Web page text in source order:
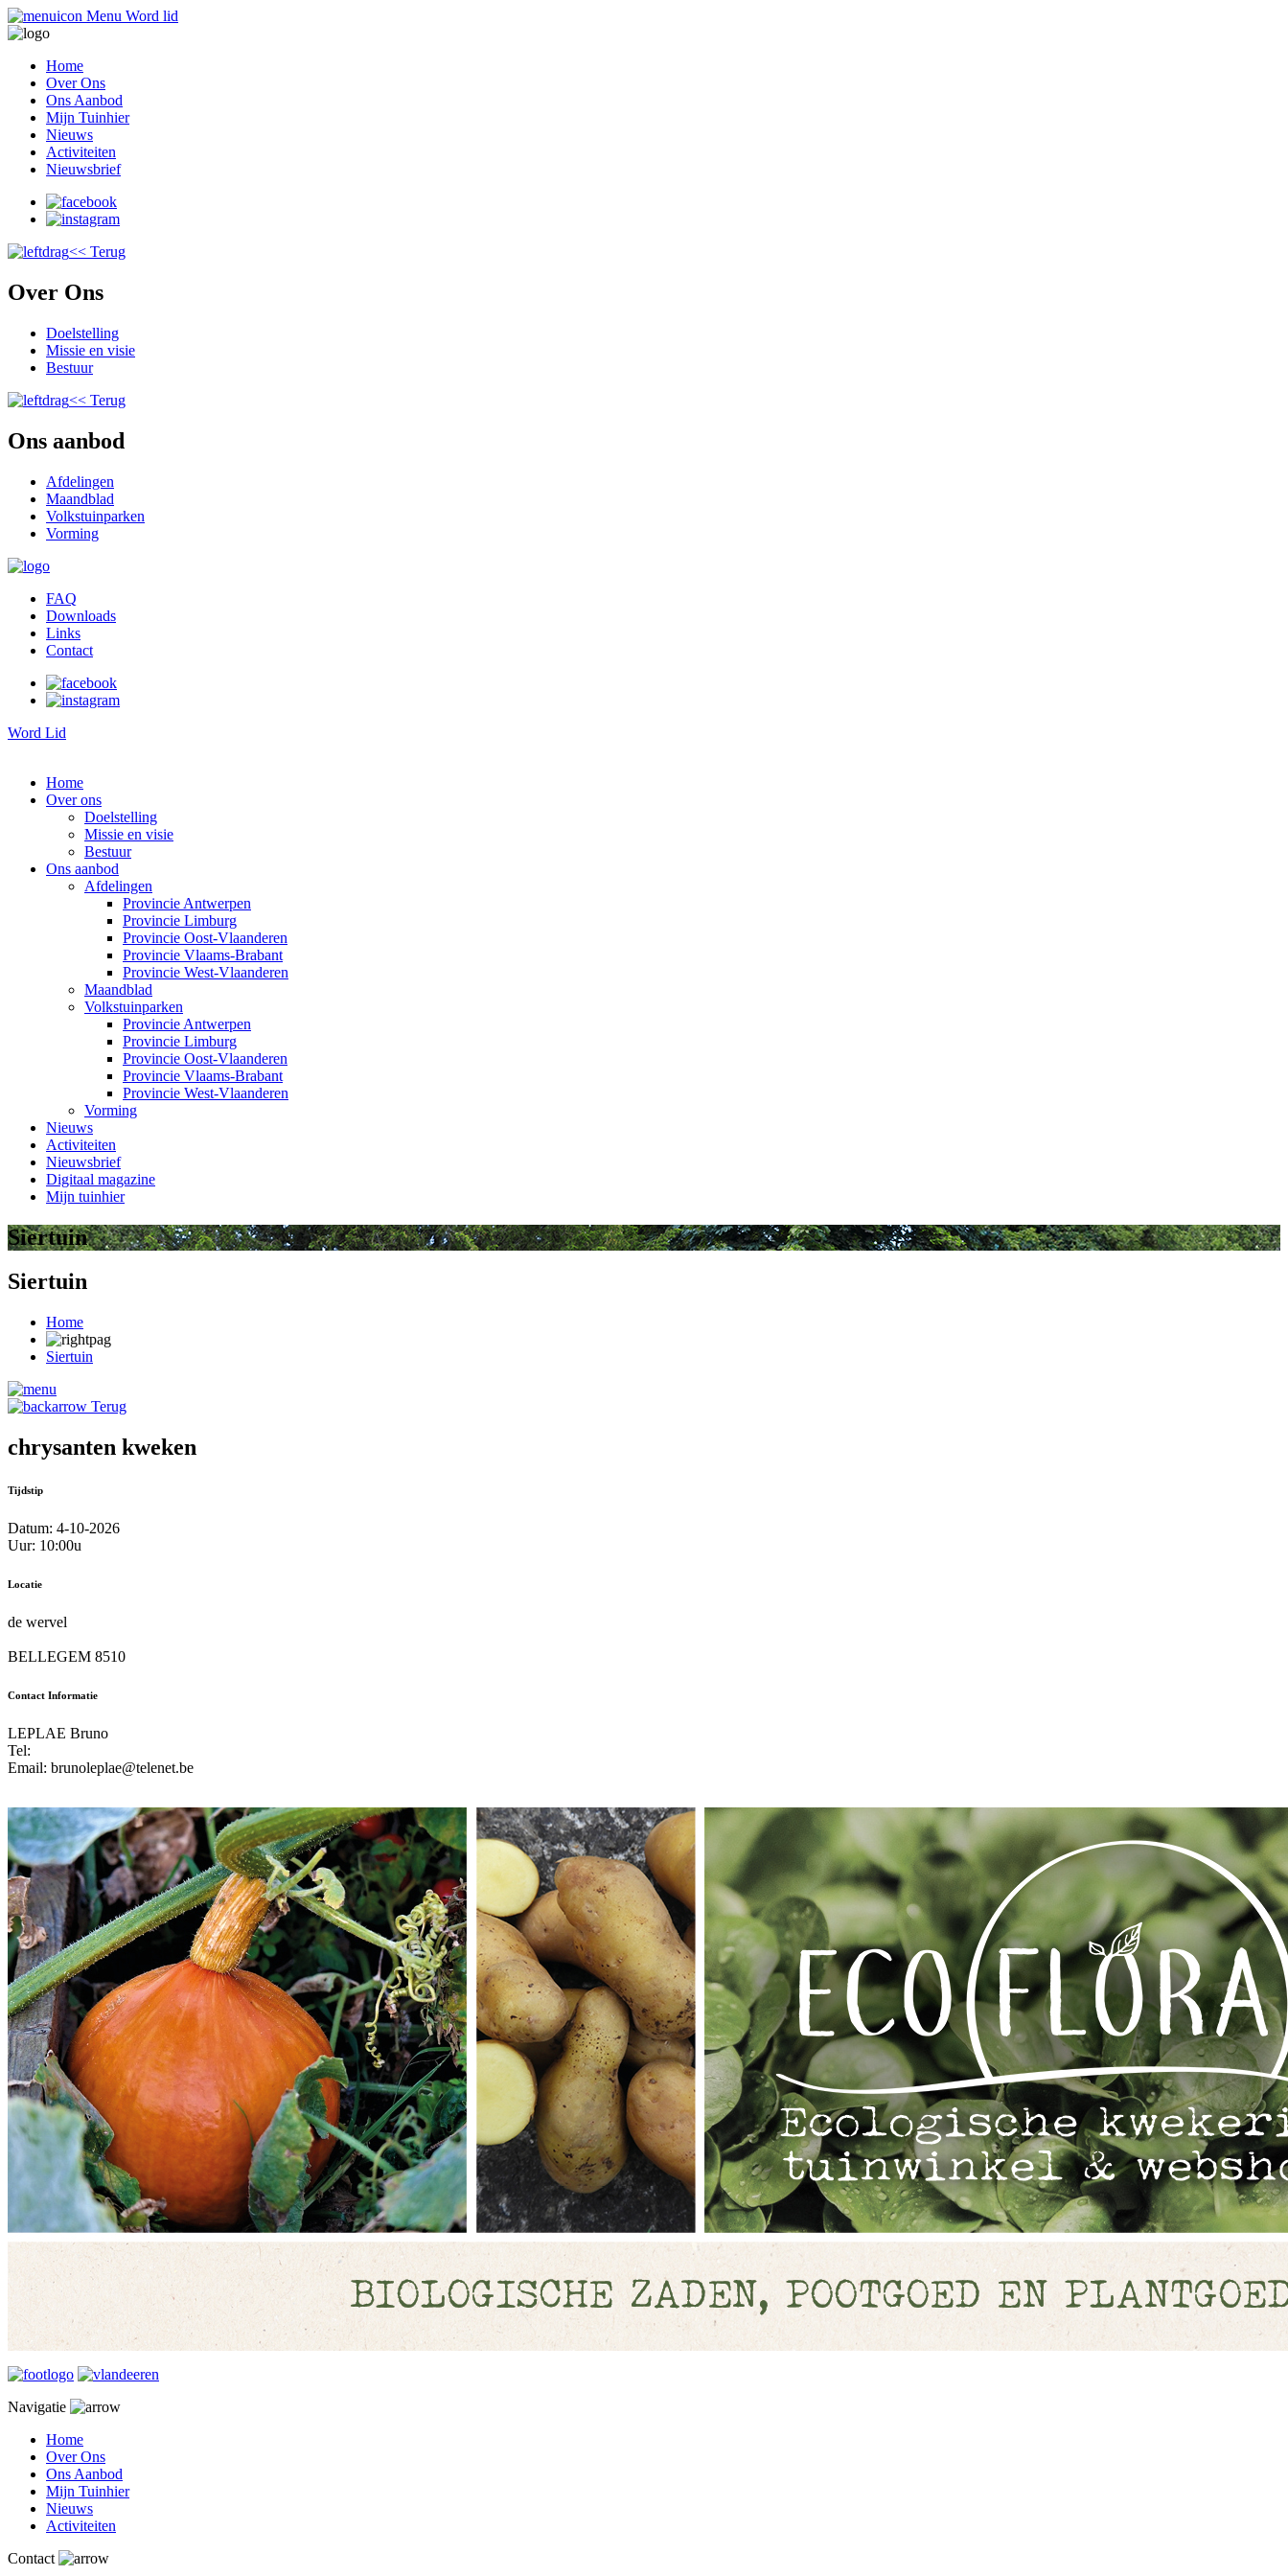
Menu Word lid
Home
Over Ons
Ons Aanbod
Mijn Tuinhier
Nieuws
Activiteiten
Nieuwsbrief
<< Terug
Over Ons
Doelstelling
Missie en visie
Bestuur
<< Terug
Ons aanbod
Afdelingen
Maandblad
Volkstuinparken
Vorming
FAQ
Downloads
Links
Contact
Word Lid
Home
Over ons
Doelstelling
Missie en visie
Bestuur
Ons aanbod
Afdelingen
Provincie Antwerpen
Provincie Limburg
Provincie Oost-Vlaanderen
Provincie Vlaams-Brabant
Provincie West-Vlaanderen
Maandblad
Volkstuinparken
Provincie Antwerpen
Provincie Limburg
Provincie Oost-Vlaanderen
Provincie Vlaams-Brabant
Provincie West-Vlaanderen
Vorming
Nieuws
Activiteiten
Nieuwsbrief
Digitaal magazine
Mijn tuinhier
Siertuin
Siertuin
Home
Siertuin
Terug
chrysanten kweken
Tijdstip
Datum: 4-10-2026
Uur: 10:00u
Locatie
de wervel
BELLEGEM 8510
Contact Informatie
LEPLAE Bruno
Tel:
Email: brunoleplae@telenet.be
Navigatie
Home
Over Ons
Ons Aanbod
Mijn Tuinhier
Nieuws
Activiteiten
Contact